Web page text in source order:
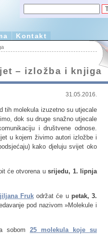
Kontakt
– izložba i knjiga
31.05.2016.
tih molekula izuzetno su utjecale
dok su druge snažno utjecale
i društvene odnose.
u kojem živimo autori izložbe i
kako djeluju svijet oko
će otvorena usrijedu, 1. lipnja
Frukodržat će u petak, 3.
pod nazivom »Molekule i
sobom 25 molekula koje su